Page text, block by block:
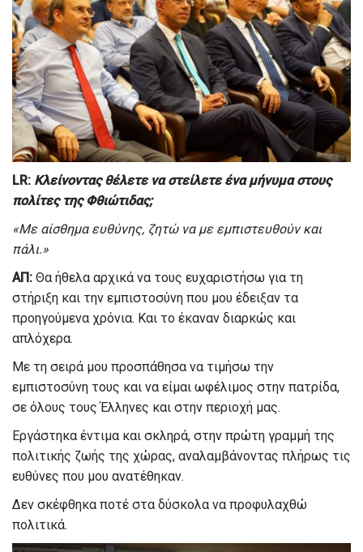
LR: Κλείνοντας θέλετε να στείλετε ένα μήνυμα στους
πολίτες της Φθιώτιδας;
«Με αίσθημα ευθύνης, ζητώ να με εμπιστευθούν και
πάλι.»
ΑΠ: Θα ήθελα αρχικά να τους ευχαριστήσω για τη
στήριξη και την εμπιστοσύνη που μου έδειξαν τα
προηγούμενα χρόνια. Και το έκαναν διαρκώς και
απλόχερα.
Με τη σειρά μου προσπάθησα να τιμήσω την
εμπιστοσύνη τους και να είμαι ωφέλιμος στην πατρίδα,
σε όλους τους Έλληνες και στην περιοχή μας.
Εργάστηκα έντιμα και σκληρά, στην πρώτη γραμμή της
πολιτικής ζωής της χώρας, αναλαμβάνοντας πλήρως τις
ευθύνες που μου ανατέθηκαν.
Δεν σκέφθηκα ποτέ στα δύσκολα να προφυλαχθώ
πολιτικά.